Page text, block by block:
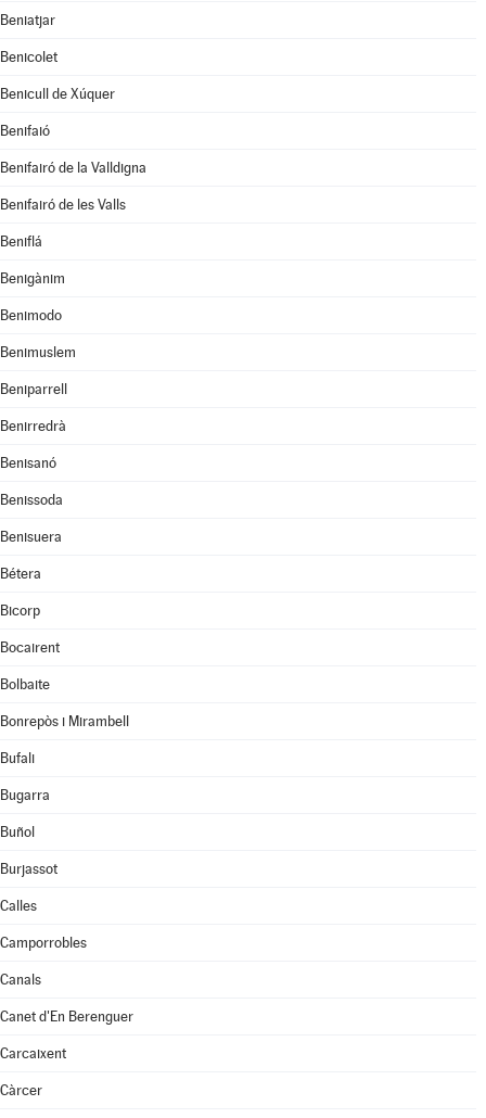
Beniatjar
Benicolet
Benicull de Xúquer
Benifaió
Benifairó de la Valldigna
Benifairó de les Valls
Beniflá
Benigànim
Benimodo
Benimuslem
Beniparrell
Benirredrà
Benisanó
Benissoda
Benisuera
Bétera
Bicorp
Bocairent
Bolbaite
Bonrepòs i Mirambell
Bufali
Bugarra
Buñol
Burjassot
Calles
Camporrobles
Canals
Canet d'En Berenguer
Carcaixent
Càrcer